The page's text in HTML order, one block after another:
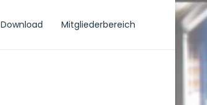
Download Mitgliederbereich